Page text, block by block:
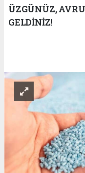
ÜZGÜNÜZ,
GELDİNİZ!